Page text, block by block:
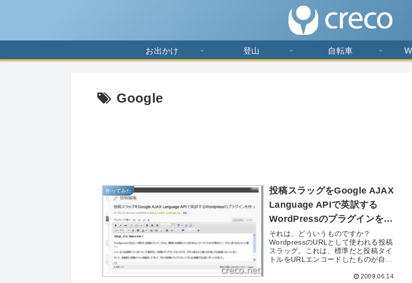
お出かけ 登山 自転車
Google
作ってみた
投稿スラッグをGoogle AJAX
Language APIで英訳する
WordPressのプラグインを作
った
それは、どういうものですか？
WordpressのURLとして使われる投稿
スラッグ。これは、標準だと投稿タイ
トルをURLエンコードしたものが自動
こ悪い。んで、ぼくは投稿タイトルを
2009.06.14